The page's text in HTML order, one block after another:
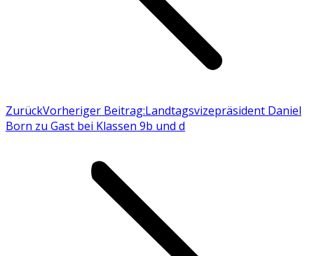
ZurückVorheriger Beitrag:Landtagsvizepräsident Daniel
Born zu Gast bei Klassen 9b und d